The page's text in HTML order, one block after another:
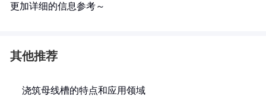
更加详细的信息参考～
其他推荐
浇筑母线槽的特点和应用领域